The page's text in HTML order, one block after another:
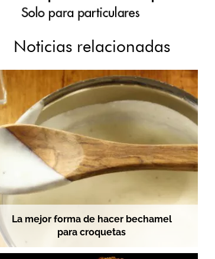
Noticias relacionadas
La mejor forma de hacer bechamel
para croquetas